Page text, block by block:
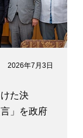
2026年7月3日
た決
」を政府